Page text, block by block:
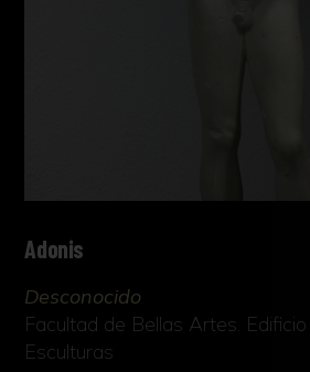
Adonis
Desconocido
Facultad de Bellas Artes.
Esculturas